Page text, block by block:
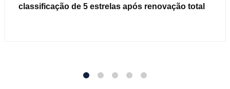
classificação de 5 estrelas após renovação total